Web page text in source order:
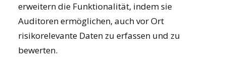
erweitern die Funktionalität, indem sie
Auditoren ermöglichen, auch vor Ort
risikorelevante Daten zu erfassen und zu
bewerten.